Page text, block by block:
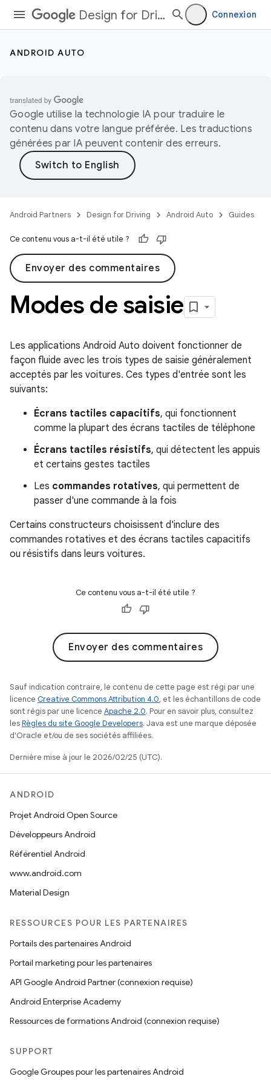
Design for Driving Connexion
ANDROID AUTO
Google utilise la technologie IA pour traduire le
contenu dans votre langue préférée. Les traductions
générées par IA peuvent contenir des erreurs.
Android Partners Design for Driving Android Auto Guides
Ce contenu vous a-t-il été utile ?
Envoyer des commentaires
Modes de saisie
Les applications Android Auto doivent fonctionner de
façon fluide avec les trois types de saisie généralement
acceptés par les voitures. Ces types d'entrée sont les
suivants:
Écrans tactiles capacitifs, qui fonctionnent
comme la plupart des écrans tactiles de téléphone
Écrans tactiles résistifs, qui détectent les appuis
et certains gestes tactiles
Les commandes rotatives, qui permettent de
passer d'une commande à la fois
Certains constructeurs choisissent d'inclure des
commandes rotatives et des écrans tactiles capacitifs
ou résistifs dans leurs voitures.
Ce contenu vous a-t-il été utile ?
Envoyer des commentaires
Sauf indication contraire, le contenu de cette page est régi par une
licence Creative Commons Attribution 4.0, et les échantillons de code
sont régis par une licence Apache 2.0. Pour en savoir plus, consultez
lesRègles du site Google Developers. Java est une marque déposée
d'Oracle et/ou de ses sociétés affiliées.
Dernière mise à jour le 2026/02/25 (UTC).
ANDROID
Projet Android Open Source
Développeurs Android
Référentiel Android
www.android.com
Material Design
RESSOURCES POUR LES PARTENAIRES
Portails des partenaires Android
Portail marketing pour les partenaires
API Google Android Partner (connexion requise)
Android Enterprise Academy
Ressources de formations Android (connexion requise)
SUPPORT
Google Groupes pour les partenaires Android